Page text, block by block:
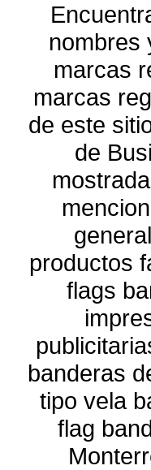
nombres
marcas
marcas
de este
de
productos
flags
banderas
tipo vela
flag